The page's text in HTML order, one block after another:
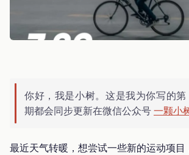
你好，我是小树。这是我为你写的
期都会同步更新在微信公众号一颗小
最近天气转暖，想尝试一些新的运动项目